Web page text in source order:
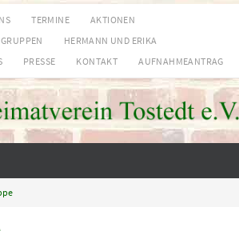
TERMINE
AKTIONEN
GRUPPEN
HERMANN UND ERIKA
PRESSE KONTAKT AUFNAHMEANTRAG